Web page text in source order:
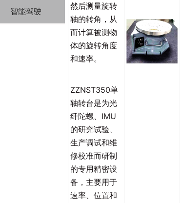
智能驾驶
然后测量旋转
轴的转角，从
而计算被测物
体的旋转角度
和速率。
ZZNST350单
轴转台是为光
纤陀螺、IMU
的研究试验、
生产调试和维
修校准而研制
的专用精密设
备，主要用于
速率、位置和